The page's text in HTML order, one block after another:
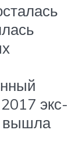
экс-
вышла